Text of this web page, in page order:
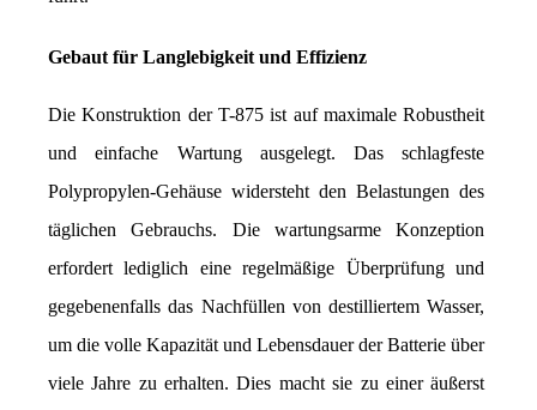
Gebaut für Langlebigkeit und Effizienz
Die Konstruktion der T-875 ist auf maximale Robustheit
und einfache Wartung ausgelegt. Das schlagfeste
Polypropylen-Gehäuse widersteht den Belastungen des
täglichen Gebrauchs. Die wartungsarme Konzeption
erfordert lediglich eine regelmäßige Überprüfung und
gegebenenfalls das Nachfüllen von destilliertem Wasser,
um die volle Kapazität und Lebensdauer der Batterie über
viele Jahre zu erhalten. Dies macht sie zu einer äußerst